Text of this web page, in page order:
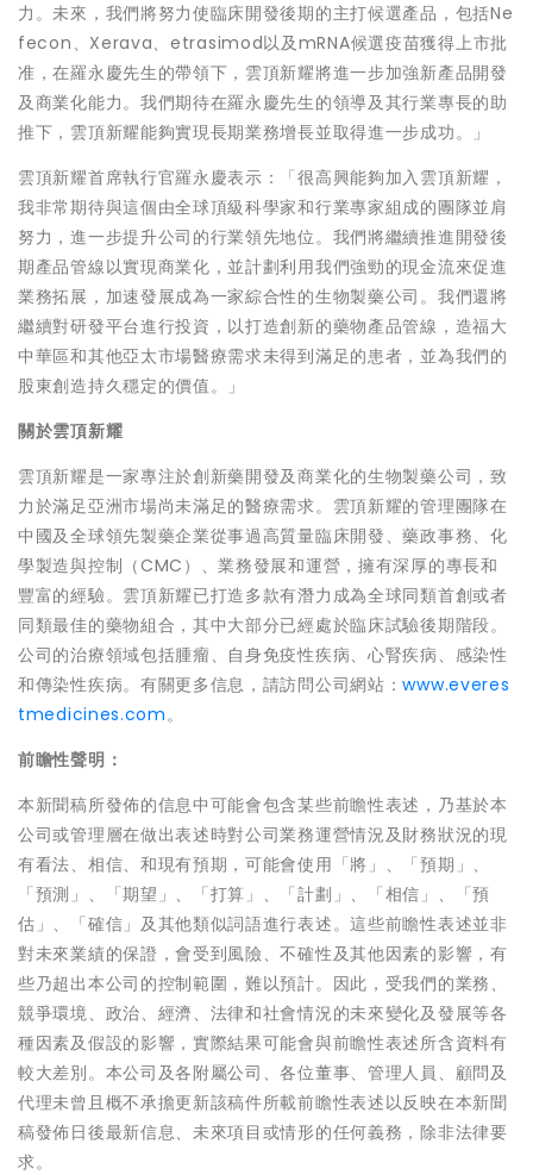
力。未來，我們將努力使臨床開發後期的主打候選產品，包括Ne
fecon、Xerava、etrasimod以及mRNA候選疫苗獲得上市批
准，在羅永慶先生的帶領下，雲頂新耀將進一步加強新產品開發
及商業化能力。我們期待在羅永慶先生的領導及其行業專長的助
推下，雲頂新耀能夠實現長期業務增長並取得進一步成功。」
雲頂新耀首席執行官羅永慶表示：「很高興能夠加入雲頂新耀，
我非常期待與這個由全球頂級科學家和行業專家組成的團隊並肩
努力，進一步提升公司的行業領先地位。我們將繼續推進開發後
期產品管線以實現商業化，並計劃利用我們強勁的現金流來促進
業務拓展，加速發展成為一家綜合性的生物製藥公司。我們還將
繼續對研發平台進行投資，以打造創新的藥物產品管線，造福大
中華區和其他亞太市場醫療需求未得到滿足的患者，並為我們的
股東創造持久穩定的價值。」
關於雲頂新耀
雲頂新耀是一家專注於創新藥開發及商業化的生物製藥公司，致
力於滿足亞洲市場尚未滿足的醫療需求。雲頂新耀的管理團隊在
中國及全球領先製藥企業從事過高質量臨床開發、藥政事務、化
學製造與控制（CMC）、業務發展和運營，擁有深厚的專長和
豐富的經驗。雲頂新耀已打造多款有潛力成為全球同類首創或者
同類最佳的藥物組合，其中大部分已經處於臨床試驗後期階段。
公司的治療領域包括腫瘤、自身免疫性疾病、心腎疾病、感染性
和傳染性疾病。有關更多信息，請訪問公司網站：www.everes
tmedicines.com。
前瞻性聲明：
本新聞稿所發佈的信息中可能會包含某些前瞻性表述，乃基於本
公司或管理層在做出表述時對公司業務運營情況及財務狀況的現
有看法、相信、和現有預期，可能會使用「將」、「預期」、
「預測」、「期望」、「打算」、「計劃」、「相信」、「預
估」、「確信」及其他類似詞語進行表述。這些前瞻性表述並非
對未來業績的保證，會受到風險、不確性及其他因素的影響，有
些乃超出本公司的控制範圍，難以預計。因此，受我們的業務、
競爭環境、政治、經濟、法律和社會情況的未來變化及發展等各
種因素及假設的影響，實際結果可能會與前瞻性表述所含資料有
較大差別。本公司及各附屬公司、各位董事、管理人員、顧問及
代理未曾且概不承擔更新該稿件所載前瞻性表述以反映在本新聞
稿發佈日後最新信息、未來項目或情形的任何義務，除非法律要
求。